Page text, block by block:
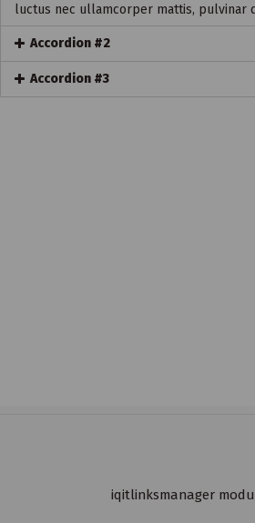
luctus nec ullamcorper mattis, pulvinar
Accordion #2
Accordion #3
iqitlinksmanager